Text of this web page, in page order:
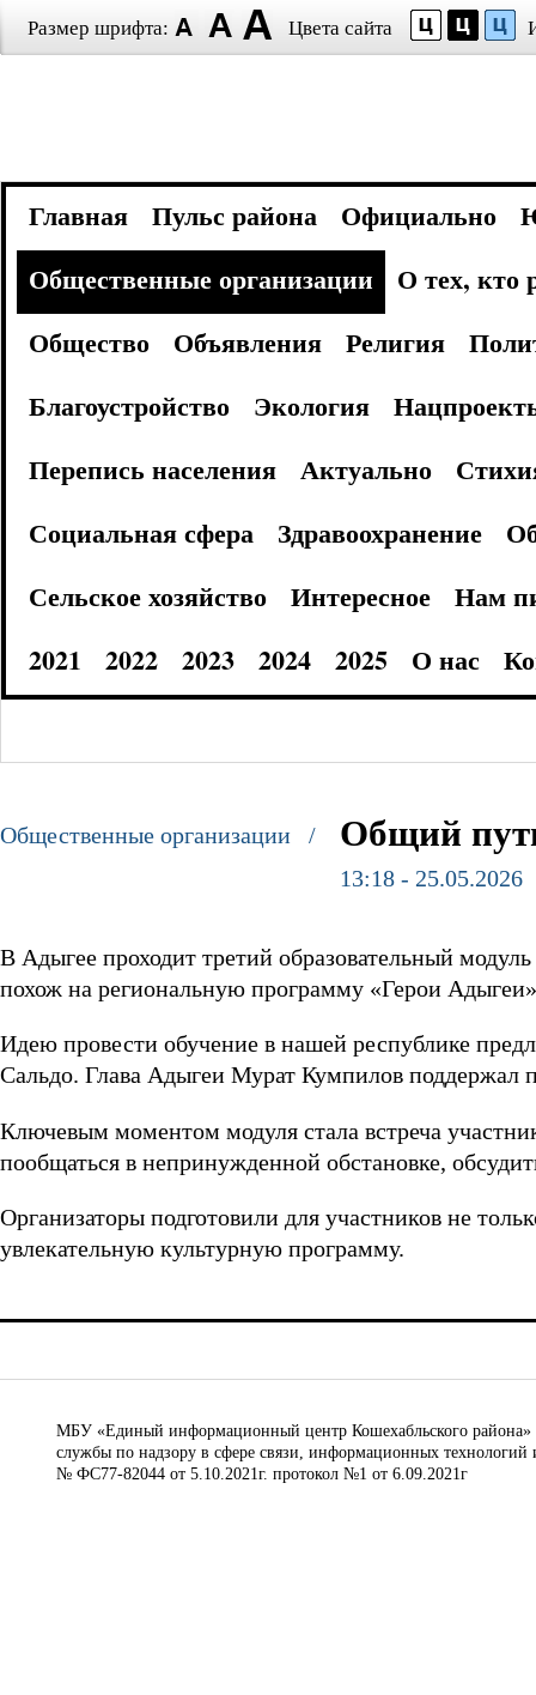
Размер шрифта: Цвета сайта
Главная Пульс района Официально
Общественные организации
О тех, кто
Общество
Объявления Религия
Благоустройство
Экология
Перепись населения
Актуально
Социальная сфера
Здравоохранение
Сельское хозяйство
Интересное
Нам
2021
2022 2023 2024 2025 О нас
Общественные организации / Общий
13:18 - 25.05.2026
В Адыгее проходит третий образовательный
похож на региональную программу «Герои
Идею провести обучение в нашей республике
Сальдо. Глава Адыгеи Мурат Кумпилов поддержал
Ключевым моментом модуля стала встреча
пообщаться в непринужденной обстановке,
Организаторы подготовили для участников не
увлекательную культурную программу.
МБУ «Единый информационный центр Кошехабльского района»
службы по надзору в сфере связи, информационных
№ ФС77-82044 от 5.10.2021г. протокол №1 от 6.09.2021г